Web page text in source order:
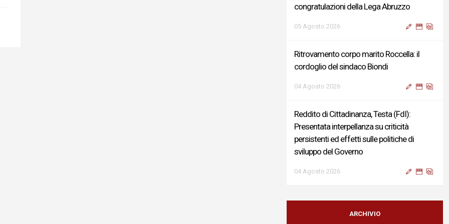
congratulazioni della Lega Abruzzo
05 Agosto 2026
Ritrovamento corpo marito Roccella: il
cordoglio del sindaco Biondi
04 Agosto 2026
Reddito di Cittadinanza, Testa (FdI):
Presentata interpellanza su criticità
persistenti ed effetti sulle politiche di
sviluppo del Governo
04 Agosto 2026
Sigismondi, Liris e Testa: “Profondo
cordoglio e vicinanza al Ministro Roccella e
ARCHIVIO